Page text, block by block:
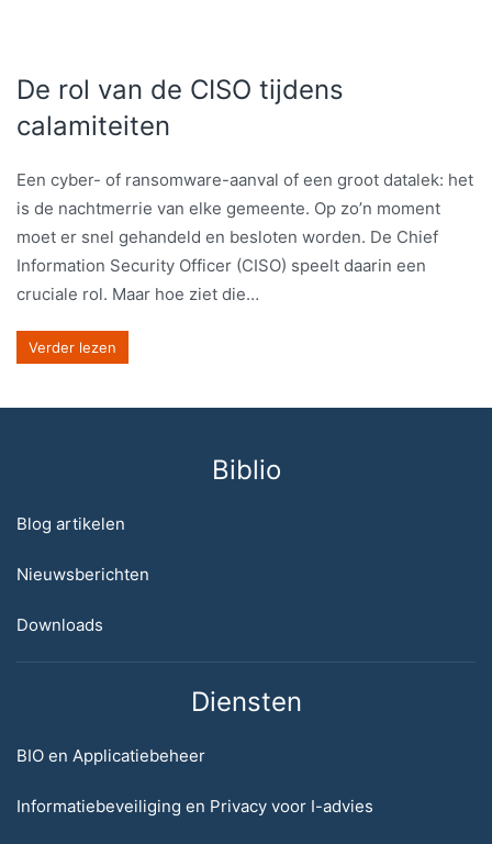
De rol van de CISO tijdens
calamiteiten
Een cyber- of ransomware-aanval of een groot datalek: het
is de nachtmerrie van elke gemeente. Op zo’n moment
moet er snel gehandeld en besloten worden. De Chief
Information Security Officer (CISO) speelt daarin een
cruciale rol. Maar hoe ziet die…
Verder lezen
Biblio
Blog artikelen
Nieuwsberichten
Downloads
Diensten
BIO en Applicatiebeheer
Informatiebeveiliging en Privacy voor I-advies